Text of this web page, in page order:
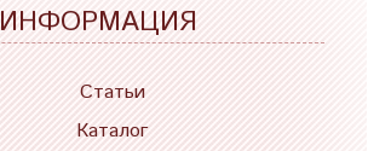
ИНФОРМАЦИЯ
Статьи
Каталог